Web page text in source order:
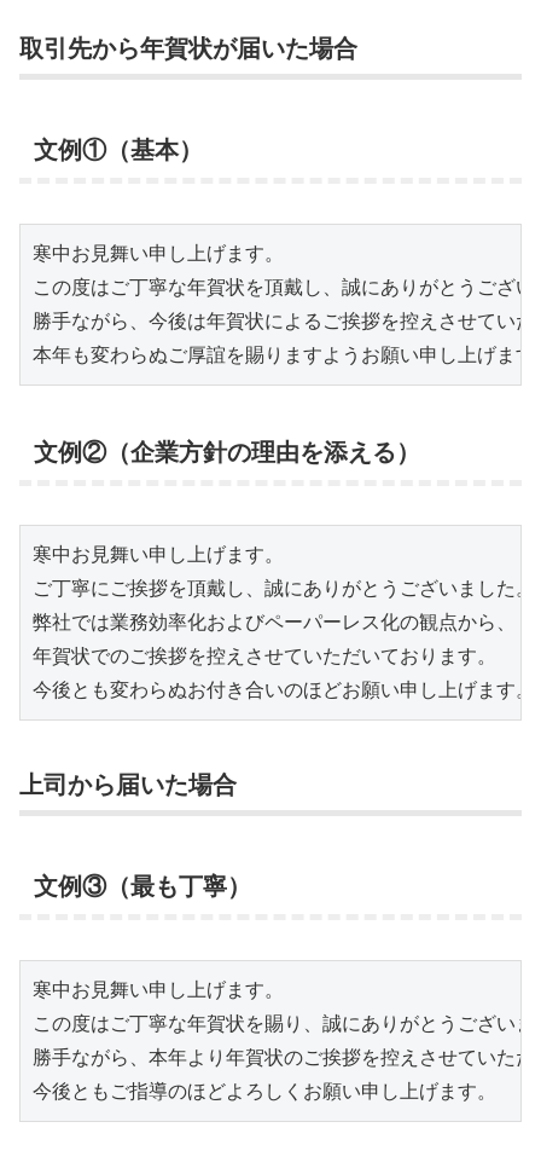
取引先から年賀状が届いた場合
文例①（基本）
寒中お見舞い申し上げます。
この度はご丁寧な年賀状を頂戴し、誠にありがとうござい
勝手ながら、今後は年賀状によるご挨拶を控えさせてい
本年も変わらぬご厚誼を賜りますようお願い申し上げます
文例②（企業方針の理由を添える）
寒中お見舞い申し上げます。
ご丁寧にご挨拶を頂戴し、誠にありがとうございました。
弊社では業務効率化およびペーパーレス化の観点から、
年賀状でのご挨拶を控えさせていただいております。
今後とも変わらぬお付き合いのほどお願い申し上げます。
上司から届いた場合
文例③（最も丁寧）
寒中お見舞い申し上げます。
この度はご丁寧な年賀状を賜り、誠にありがとうございま
勝手ながら、本年より年賀状のご挨拶を控えさせていた
今後ともご指導のほどよろしくお願い申し上げます。